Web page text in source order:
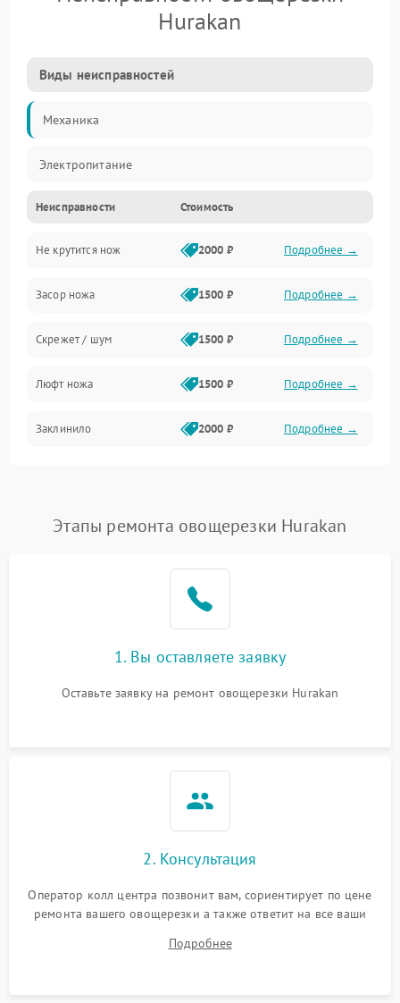
Hurakan
Виды неисправностей
Механика
Электропитание
Неисправности Стоимость
Не крутится нож 2000 ₽ Подробнее →
Засор ножа 1500 ₽ Подробнее →
Скрежет / шум 1500 ₽ Подробнее →
Люфт ножа 1500 ₽ Подробнее →
Заклинило 2000 ₽ Подробнее →
Этапы ремонта овощерезки Hurakan
1. Вы оставляете заявку
Оставьте заявку на ремонт овощерезки Hurakan
2. Консультация
Оператор колл центра позвонит вам, сориентирует по цене
ремонта вашего овощерезки а также ответит на все ваши
Подробнее